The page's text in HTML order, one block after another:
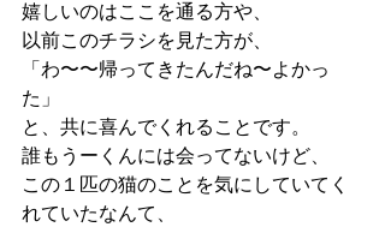
嬉しいのはここを通る方や、
以前このチラシを見た方が、
「わ〜〜帰ってきたんだね〜よかっ
た」
と、共に喜んでくれることです。
誰もうーくんには会ってないけど、
この１匹の猫のことを気にしていてく
れていたなんて、